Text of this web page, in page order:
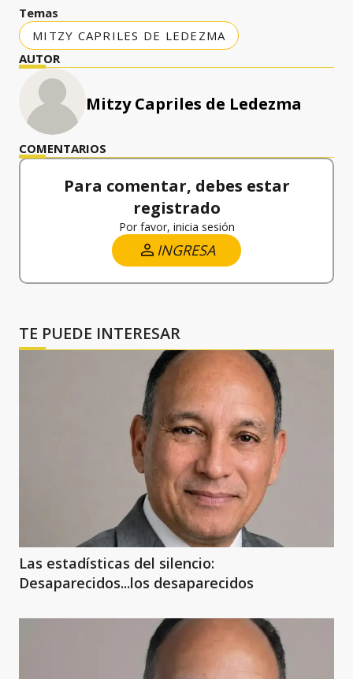
Temas
MITZY CAPRILES DE LEDEZMA
AUTOR
Mitzy Capriles de Ledezma
COMENTARIOS
Para comentar, debes estar
registrado
Por favor, inicia sesión
INGRESA
TE PUEDE INTERESAR
Las estadísticas del silencio:
Desaparecidos...los desaparecidos